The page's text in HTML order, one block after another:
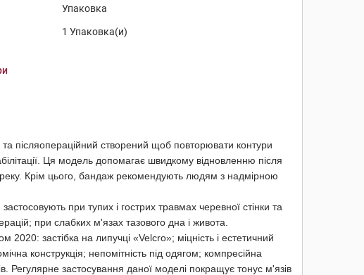
Упаковка
1 Упаковка(и)
післяопераційний створений щоб повторювати контури
Ця модель допомагає швидкому відновленню після
Крім цього, бандаж рекомендують людям з надмірною
при тупих і гострих травмах черевної стінки та
при слабких м'язах тазового дна і живота.
застібка на липучці «Velcro»; міцність і естетичний
конструкція; непомітність під одягом; компресійна
Регулярне застосування даної моделі покращує тонус м'язів